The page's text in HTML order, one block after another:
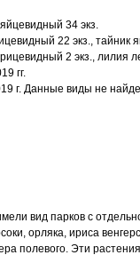
34 экз.
22 экз., тайник
2 экз., лилия
гг.
г. Данные виды не
вид парков с
орляка, ириса
полевого. Эти